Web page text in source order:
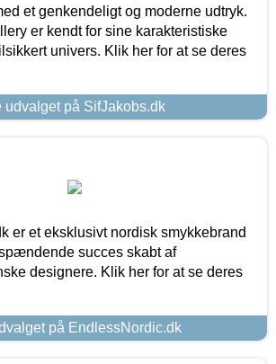
et genkendeligt og moderne udtryk.
er kendt for sine karakteristiske
univers. Klik her for at se deres
udvalget på SifJakobs.dk
er et eksklusivt nordisk smykkebrand
succes skabt af
designere. Klik her for at se deres
på EndlessNordic.dk